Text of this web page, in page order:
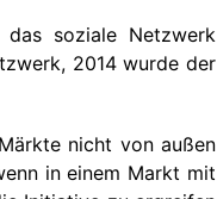
soziale Netzwerk
2014 wurde der
nicht von außen
in einem Markt mit